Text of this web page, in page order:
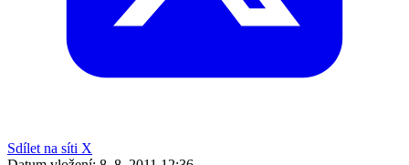
Sdílet na síti X